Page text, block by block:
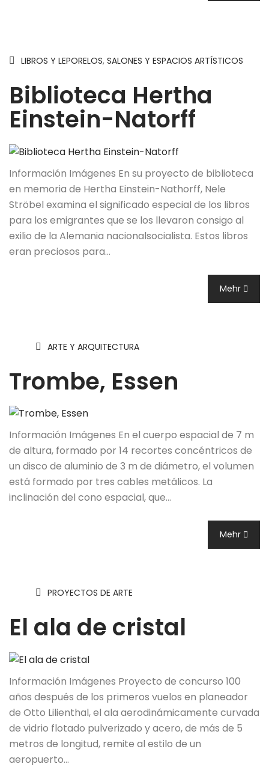
LIBROS Y LEPORELOS, SALONES Y ESPACIOS ARTÍSTICOS
Biblioteca Hertha
Einstein-Natorff
Información Imágenes En su proyecto de biblioteca
en memoria de Hertha Einstein-Nathorff, Nele
Ströbel examina el significado especial de los libros
para los emigrantes que se los llevaron consigo al
exilio de la Alemania nacionalsocialista. Estos libros
eran preciosos para…
Mehr
ARTE Y ARQUITECTURA
Trombe, Essen
Información Imágenes En el cuerpo espacial de 7 m
de altura, formado por 14 recortes concéntricos de
un disco de aluminio de 3 m de diámetro, el volumen
está formado por tres cables metálicos. La
inclinación del cono espacial, que…
Mehr
PROYECTOS DE ARTE
El ala de cristal
Información Imágenes Proyecto de concurso 100
años después de los primeros vuelos en planeador
de Otto Lilienthal, el ala aerodinámicamente curvada
de vidrio flotado pulverizado y acero, de más de 5
metros de longitud, remite al estilo de un
aeropuerto…